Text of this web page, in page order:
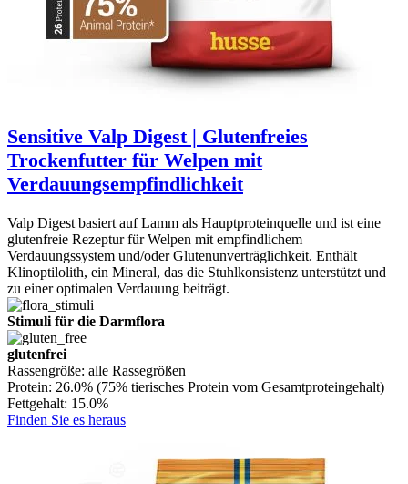
Sensitive Valp Digest | Glutenfreies
Trockenfutter für Welpen mit
Verdauungsempfindlichkeit
Valp Digest basiert auf Lamm als Hauptproteinquelle und ist eine
glutenfreie Rezeptur für Welpen mit empfindlichem
Verdauungssystem und/oder Glutenunverträglichkeit. Enthält
Klinoptilolith, ein Mineral, das die Stuhlkonsistenz unterstützt und
zu einer optimalen Verdauung beiträgt.
Stimuli für die Darmflora
glutenfrei
Rassengröße: alle Rassegrößen
Protein: 26.0% (75% tierisches Protein vom Gesamtproteingehalt)
Fettgehalt: 15.0%
Finden Sie es heraus